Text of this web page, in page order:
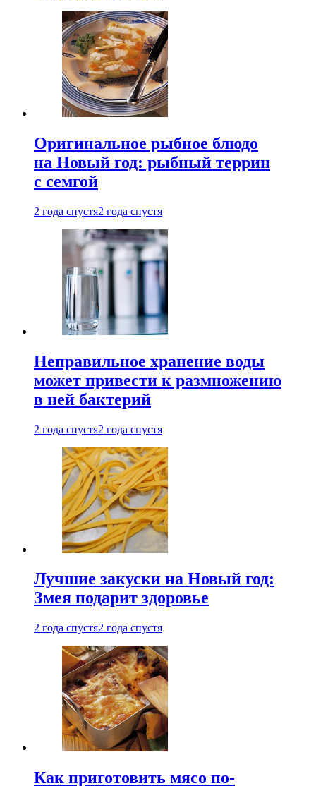
Оригинальное рыбное блюдо
на Новый год: рыбный террин
с семгой
2 года спустя2 года спустя
Неправильное хранение воды
может привести к размножению
в ней бактерий
2 года спустя2 года спустя
Лучшие закуски на Новый год:
Змея подарит здоровье
2 года спустя2 года спустя
Как приготовить мясо по-